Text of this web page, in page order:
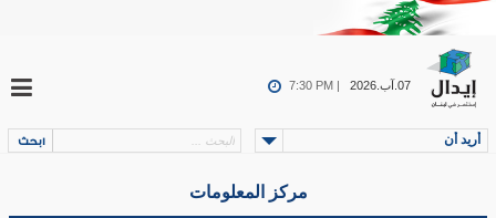
07.آب.2026 7:30 PM |
أريد أن
مركز المعلومات